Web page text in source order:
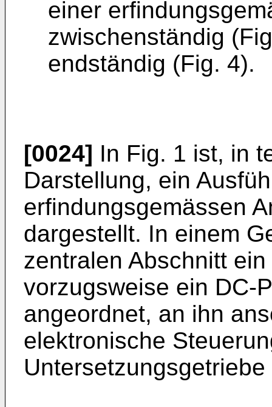
einer
zwischenständig
endständig (Fig. 4).
[0024] In Fig. 1 ist, in
Darstellung, ein
erfindungsgemässen
dargestellt. In einem
zentralen Abschnitt
vorzugsweise ein DC-
angeordnet, an ihn
elektronische
Untersetzungsgetriebe